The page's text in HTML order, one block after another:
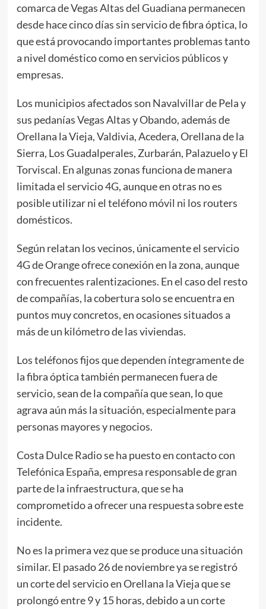
comarca de Vegas Altas del Guadiana permanecen
desde hace cinco días sin servicio de fibra óptica, lo
que está provocando importantes problemas tanto
a nivel doméstico como en servicios públicos y
empresas.
Los municipios afectados son Navalvillar de Pela y
sus pedanías Vegas Altas y Obando, además de
Orellana la Vieja, Valdivia, Acedera, Orellana de la
Sierra, Los Guadalperales, Zurbarán, Palazuelo y El
Torviscal. En algunas zonas funciona de manera
limitada el servicio 4G, aunque en otras no es
posible utilizar ni el teléfono móvil ni los routers
domésticos.
Según relatan los vecinos, únicamente el servicio
4G de Orange ofrece conexión en la zona, aunque
con frecuentes ralentizaciones. En el caso del resto
de compañías, la cobertura solo se encuentra en
puntos muy concretos, en ocasiones situados a
más de un kilómetro de las viviendas.
Los teléfonos fijos que dependen íntegramente de
la fibra óptica también permanecen fuera de
servicio, sean de la compañía que sean, lo que
agrava aún más la situación, especialmente para
personas mayores y negocios.
Costa Dulce Radio se ha puesto en contacto con
Telefónica España, empresa responsable de gran
parte de la infraestructura, que se ha
comprometido a ofrecer una respuesta sobre este
incidente.
No es la primera vez que se produce una situación
similar. El pasado 26 de noviembre ya se registró
un corte del servicio en Orellana la Vieja que se
prolongó entre 9 y 15 horas, debido a un corte